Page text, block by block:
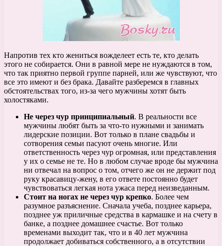
Напротив тех кто жениться вожделеет есть те, кто делать
этого не собирается. Они в равной мере не нуждаются в том,
что так приятно первой группе парней, или же чувствуют, что
все это имеют и без брака. Давайте разберемся в главных
обстоятельствах того, из-за чего мужчины хотят быть
холостяками.
Не через чур принципиальный. В реальности все
мужчины любят быть за что-то нужными и занимать
лидерские позиции. Вот только в плане свадьбы и
сотворения семьи пасуют очень многие. Или
ответственность через чур огромная, или представления
у их о семье не те. Но в любом случае вроде бы мужчина
ни отвечал на вопрос о том, отчего же он не держит под
руку красавицу-жену, в его ответе постоянно будет
чувствоваться легкая нота ужаса перед неизведанным.
Стоит на ногах не через чур крепко. Более чем
разумное разъяснение. Сначала учеба, позднее карьера,
позднее уж приличные средства в кармашке и на счету в
банке, а позднее домашнее счастье. Вот только
временами выходит так, что и в 40 лет мужчина
продолжает добиваться собственного, а в отсутствии